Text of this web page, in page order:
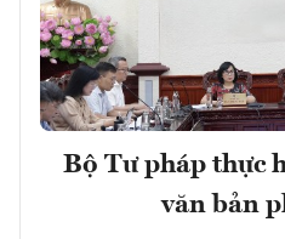
Bộ Tư pháp thực
văn bản